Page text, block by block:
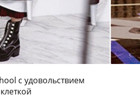
с удовольствием